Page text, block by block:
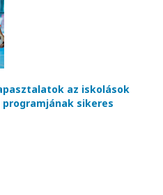
az iskolások
sikeres